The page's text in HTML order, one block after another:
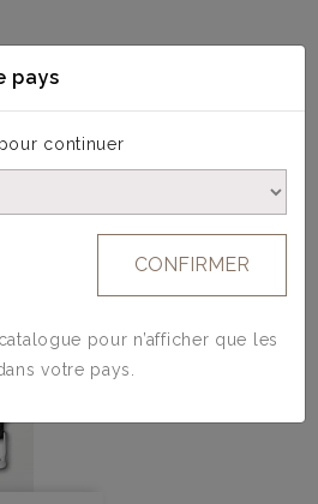
DANS LA MÊME
pays
continuer
CONFIRMER
pour n’afficher que les
votre pays.